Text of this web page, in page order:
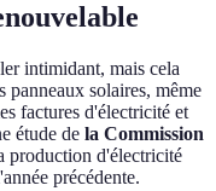
intimidant, mais cela
panneaux solaires, même
factures d'électricité et
étude de la Commission
production d'électricité
précédente.